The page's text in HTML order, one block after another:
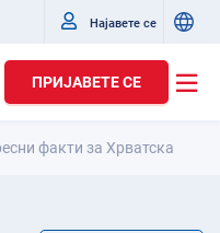
Најавете се
ПРИЈАВЕТЕ СЕ
факти за Хрватска